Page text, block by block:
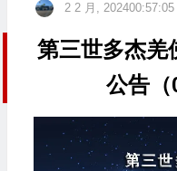
2 2 月, 202400:57:05
第三世多杰羌
公告（